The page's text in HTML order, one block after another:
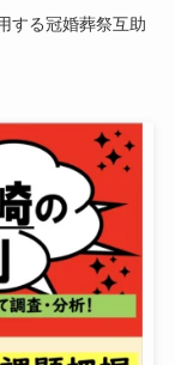
する冠婚葬祭互助